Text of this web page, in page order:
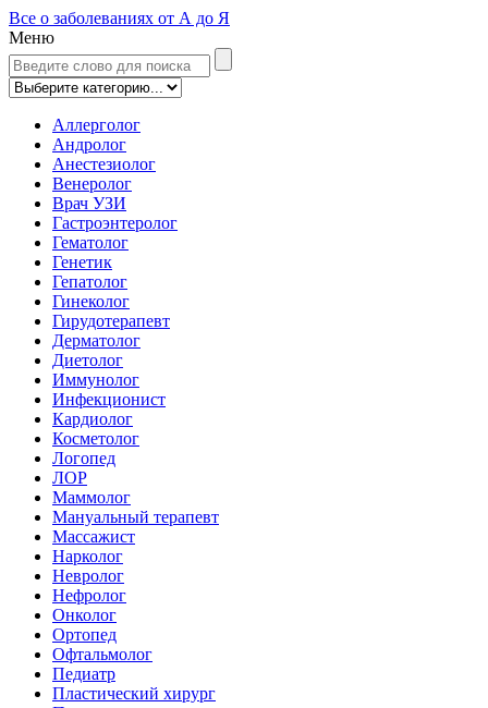
Все о заболеваниях от А до Я
Меню
Аллерголог
Андролог
Анестезиолог
Венеролог
Врач УЗИ
Гастроэнтеролог
Гематолог
Генетик
Гепатолог
Гинеколог
Гирудотерапевт
Дерматолог
Диетолог
Иммунолог
Инфекционист
Кардиолог
Косметолог
Логопед
ЛОР
Маммолог
Мануальный терапевт
Массажист
Нарколог
Невролог
Нефролог
Онколог
Ортопед
Офтальмолог
Педиатр
Пластический хирург